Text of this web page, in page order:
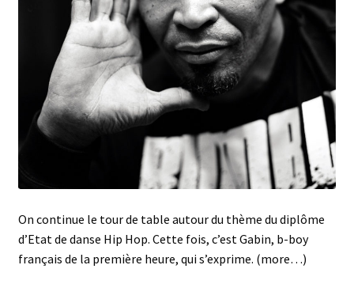
On continue le tour de table autour du thème du diplôme
d’Etat de danse Hip Hop. Cette fois, c’est Gabin, b-boy
français de la première heure, qui s’exprime. (more…)